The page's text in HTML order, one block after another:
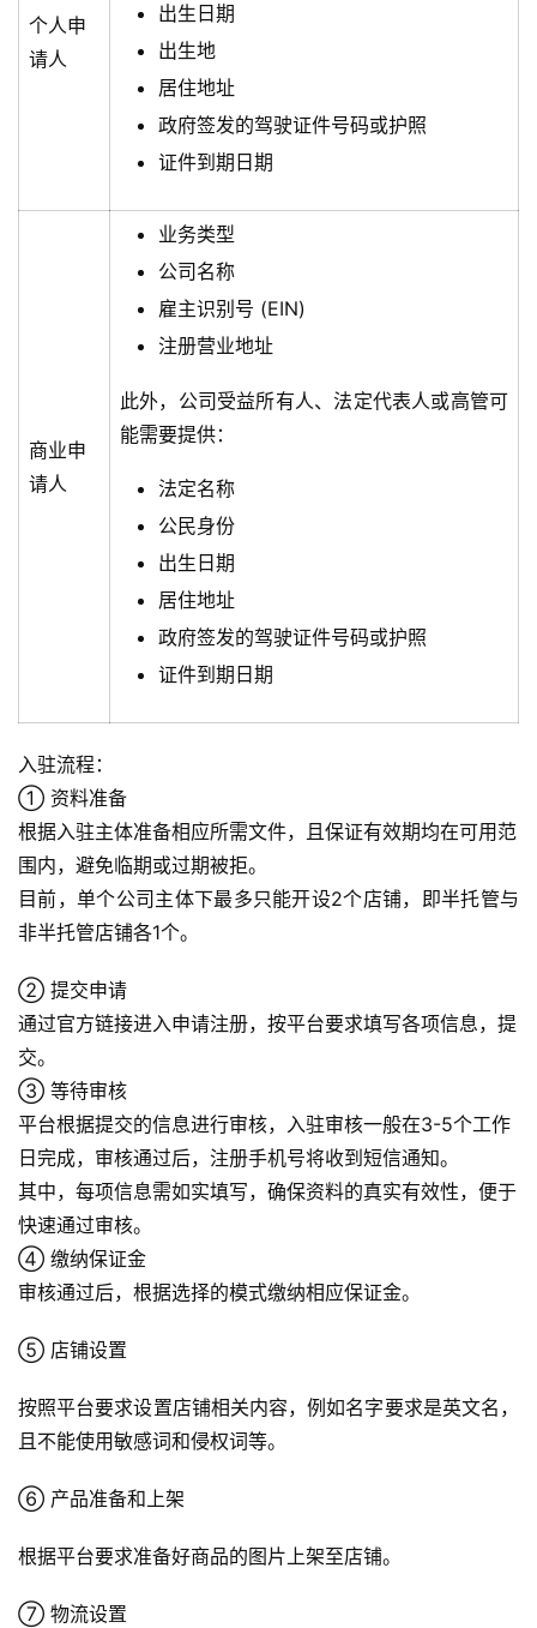
首
页
全
球
开
店
跨
境
百
科
社
媒
营
销
境
航
个人申
请人
出生日期
出生地
居住地址
政府签发的驾驶证件号码或护照
证件到期日期
商业申
请人
业务类型
公司名称
雇主识别号 (EIN)
注册营业地址
此外，公司受益所有人、法定代表人或高管可
能需要提供：
法定名称
公民身份
出生日期
居住地址
政府签发的驾驶证件号码或护照
证件到期日期
入驻流程：
① 资料准备
根据入驻主体准备相应所需文件，且保证有效期均在可用范
围内，避免临期或过期被拒。
目前，单个公司主体下最多只能开设2个店铺，即半托管与
非半托管店铺各1个。
② 提交申请
通过官方链接进入申请注册，按平台要求填写各项信息，提
交。
③ 等待审核
平台根据提交的信息进行审核，入驻审核一般在3-5个工作
日完成，审核通过后，注册手机号将收到短信通知。
其中，每项信息需如实填写，确保资料的真实有效性，便于
快速通过审核。
④ 缴纳保证金
审核通过后，根据选择的模式缴纳相应保证金。
⑤ 店铺设置
按照平台要求设置店铺相关内容，例如名字要求是英文名，
且不能使用敏感词和侵权词等。
⑥ 产品准备和上架
根据平台要求准备好商品的图片上架至店铺。
⑦ 物流设置